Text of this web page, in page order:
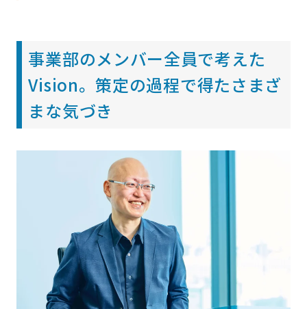
事業部のメンバー全員で考えた
Vision。策定の過程で得たさまざ
まな気づき